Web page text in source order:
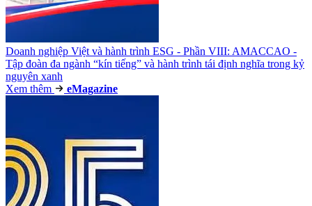
Doanh nghiệp Việt và hành trình ESG - Phần VIII: AMACCAO -
Tập đoàn đa ngành “kín tiếng” và hành trình tái định nghĩa trong kỷ
nguyên xanh
Xem thêm
eMagazine